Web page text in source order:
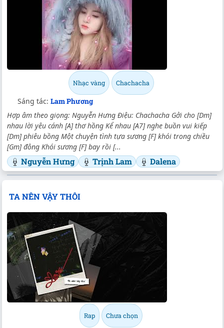
Nhạc vàng Chachacha
Sáng tác: Lam Phương
Hợp âm theo giọng: Nguyễn Hưng Điệu: Chachacha Gởi cho [Dm]
nhau lời yêu cánh [A] thơ hồng Kể nhau [A7] nghe buồn vui kiếp
[Dm] phiêu bồng Một chuyện tình tựa sương [F] khói trong chiều
[Gm] đông Khói sương [F] bay rồi [...
Nguyễn Hưng Trịnh Lam Dalena
TA NÊN VẬY THÔI
Rap Chưa chọn